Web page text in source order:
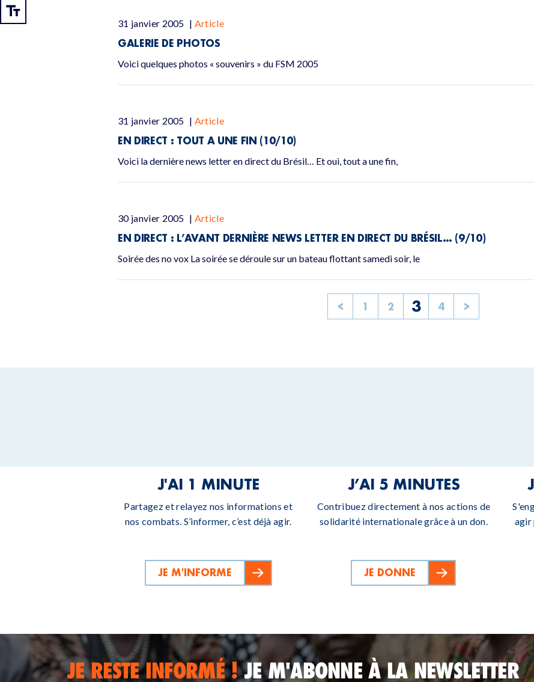
31 janvier 2005 | Article
GALERIE DE PHOTOS
Voici quelques photos « souvenirs » du FSM 2005
31 janvier 2005 | Article
EN DIRECT : TOUT A UNE FIN (10/10)
Voici la dernière news letter en direct du Brésil… Et oui, tout a une fin,
30 janvier 2005 | Article
EN DIRECT : L’AVANT DERNIÈRE NEWS LETTER EN DIRECT DU BRÉSIL… (9/10)
Soirée des no vox La soirée se déroule sur un bateau flottant samedi soir, le
< 1 2 3 4 >
J'AI 1 MINUTE
Partagez et relayez nos informations et
nos combats. S’informer, c’est déjà agir.
JE M'INFORME
J’AI 5 MINUTES
Contribuez directement à nos actions de
solidarité internationale grâce à un don.
JE DONNE
agir
JE RESTE INFORMÉ !JE M'ABONNE À LA NEWSLETTER